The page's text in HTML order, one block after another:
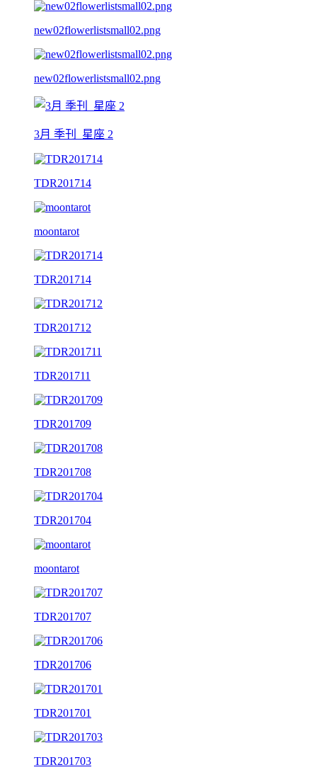
new02flowerlistsmall02.png
new02flowerlistsmall02.png
3月 季刊_星座 2
TDR201714
moontarot
TDR201714
TDR201712
TDR201711
TDR201709
TDR201708
TDR201704
moontarot
TDR201707
TDR201706
TDR201701
TDR201703